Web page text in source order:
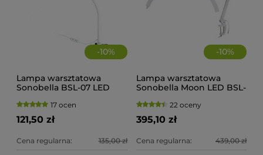
-10%
Lampa warsztatowa
Sonobella BSL-07 LED
17 ocen
121,50 zł
Cena regularna: 135,00 zł
-10%
Lampa warsztatowa
Sonobella Moon LED BSL-
22 oceny
395,10 zł
Cena regularna: 439,00 zł